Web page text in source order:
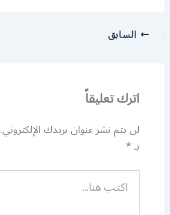
السابق
اترك تعليقاً
لن يتم نشر عنوان بريدك الإلكتروني.
بـ*
اكتب
هنا...